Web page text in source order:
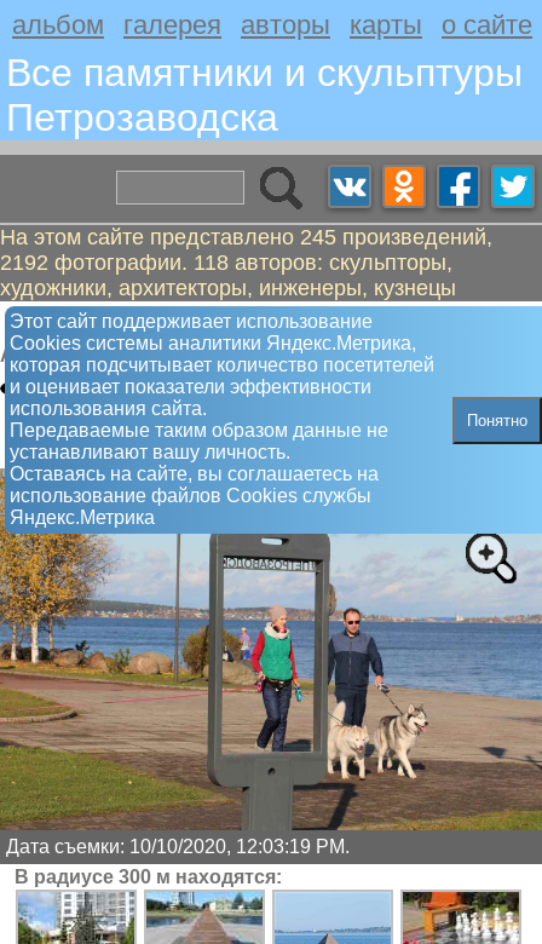
альбом галерея авторы карты о сайте
Все памятники и скульптуры
Петрозаводскa
На этом сайте представлено 245 произведений,
2192 фотографии. 118 авторов: скульпторы,
художники, архитекторы, инженеры, кузнецы
Этот сайт поддерживает использование
Сookies системы аналитики Яндекс.Метрика,
которая подсчитывает количество посетителей
и оценивает показатели эффективности
использования сайта.
Передаваемые таким образом данные не
устанавливают вашу личность.
Оставаясь на сайте, вы соглашаетесь на
использование файлов Сookies службы
Яндекс.Метрика
Понятно
Фотозона (Фоторамка)
Арт-объект
Дата съемки: 10/10/2020, 12:03:19 PM.
В радиусе 300 м находятся: